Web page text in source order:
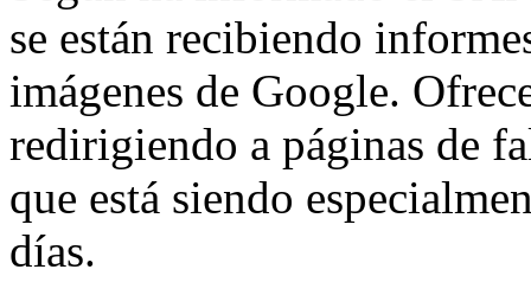
se están recibiendo
imágenes de Google.
redirigiendo a páginas de
que está siendo
días.